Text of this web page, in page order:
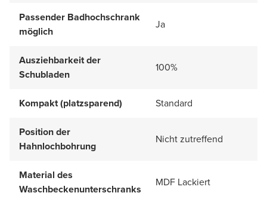
Passender Badhochschrank
möglich
Ja
Ausziehbarkeit der
Schubladen
100%
Kompakt (platzsparend) Standard
Position der
Hahnlochbohrung
Nicht zutreffend
Material des
Waschbeckenunterschranks
MDF Lackiert